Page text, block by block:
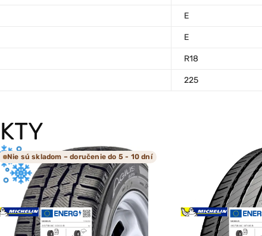
E
E
R18
225
Nie sú skladom – doručenie do 5 - 10 dní